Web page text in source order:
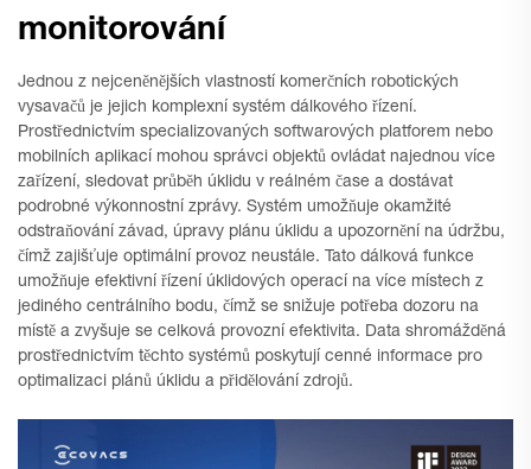
monitorování
Jednou z nejceněnějších vlastností komerčních robotických
vysavačů je jejich komplexní systém dálkového řízení.
Prostřednictvím specializovaných softwarových platforem nebo
mobilních aplikací mohou správci objektů ovládat najednou více
zařízení, sledovat průběh úklidu v reálném čase a dostávat
podrobné výkonnostní zprávy. Systém umožňuje okamžité
odstraňování závad, úpravy plánu úklidu a upozornění na údržbu,
čímž zajišťuje optimální provoz neustále. Tato dálková funkce
umožňuje efektivní řízení úklidových operací na více místech z
jediného centrálního bodu, čímž se snižuje potřeba dozoru na
místě a zvyšuje se celková provozní efektivita. Data shromážděná
prostřednictvím těchto systémů poskytují cenné informace pro
optimalizaci plánů úklidu a přidělování zdrojů.